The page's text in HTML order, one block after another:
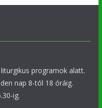
programok alatt.
nap 8-tól 18 óráig.
ig.